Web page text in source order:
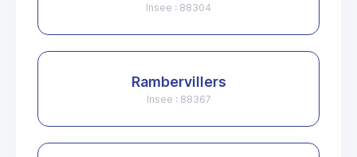
Insee : 88304
Rambervillers
Insee : 88367